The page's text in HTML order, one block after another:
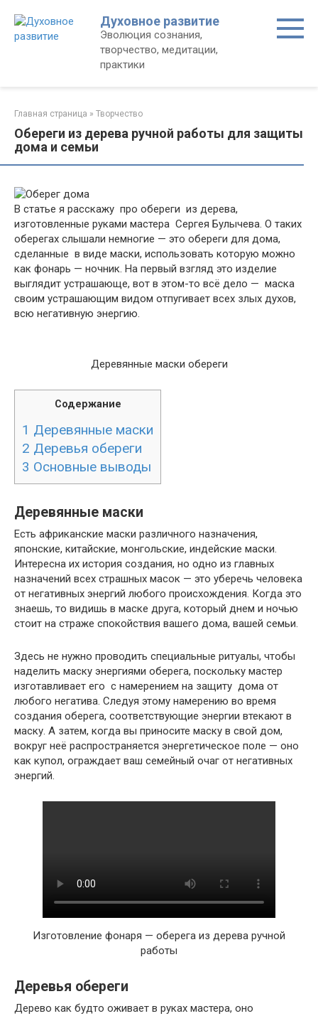
контенту
Духовное развитие
Эволюция сознания,
творчество, медитации,
практики
Главная страница » Творчество
Обереги из дерева ручной работы для защиты
дома и семьи
В статье я расскажу про обереги из дерева,
изготовленные руками мастера Сергея Булычева. О таких
оберегах слышали немногие — это обереги для дома,
сделанные в виде маски, использовать которую можно
как фонарь — ночник. На первый взгляд это изделие
выглядит устрашающе, вот в этом-то всё дело — маска
своим устрашающим видом отпугивает всех злых духов,
всю негативную энергию.
Деревянные маски обереги
Содержание
1 Деревянные маски
2 Деревья обереги
3 Основные выводы
Деревянные маски
Есть африканские маски различного назначения,
японские, китайские, монгольские, индейские маски.
Интересна их история создания, но одно из главных
назначений всех страшных масок — это уберечь человека
от негативных энергий любого происхождения. Когда это
знаешь, то видишь в маске друга, который днем и ночью
стоит на страже спокойствия вашего дома, вашей семьи.
Здесь не нужно проводить специальные ритуалы, чтобы
наделить маску энергиями оберега, поскольку мастер
изготавливает его с намерением на защиту дома от
любого негатива. Следуя этому намерению во время
создания оберега, соответствующие энергии втекают в
маску. А затем, когда вы приносите маску в свой дом,
вокруг неё распространяется энергетическое поле — оно
как купол, ограждает ваш семейный очаг от негативных
энергий.
Изготовление фонаря — оберега из дерева ручной
работы
Деревья обереги
Дерево как будто оживает в руках мастера, оно